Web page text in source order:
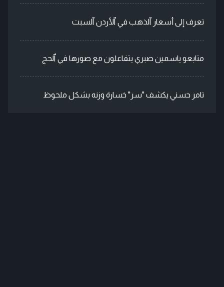
تعرف إلى أسعار ٱلذهب في ٱلأردن ٱلسبت
متابعو ياسمين صبري يتفاعلون مع صورها في ٱلحج
تامر حسني يكشف "سر" خسارة وزنه بشكل ملحوظ